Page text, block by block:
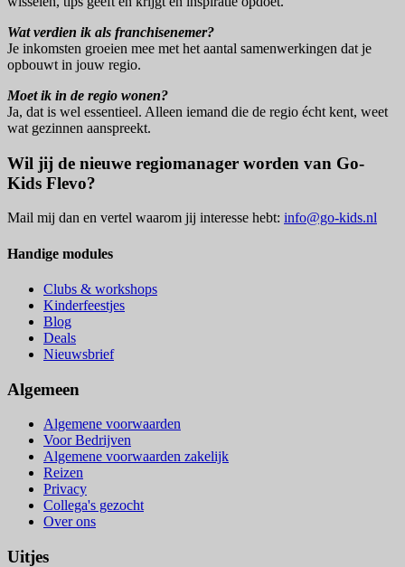
Wat verdien ik als franchisenemer?
Je inkomsten groeien mee met het aantal samenwerkingen dat je
opbouwt in jouw regio.
Moet ik in de regio wonen?
Ja, dat is wel essentieel. Alleen iemand die de regio écht kent, weet
wat gezinnen aanspreekt.
Wil jij de nieuwe regiomanager worden van Go-
Kids Flevo?
Mail mij dan en vertel waarom jij interesse hebt: info@go-kids.nl
Handige modules
Clubs & workshops
Kinderfeestjes
Blog
Deals
Nieuwsbrief
Algemeen
Algemene voorwaarden
Voor Bedrijven
Algemene voorwaarden zakelijk
Reizen
Privacy
Collega's gezocht
Over ons
Uitjes